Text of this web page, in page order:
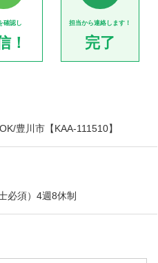
確認し
！
担当から連絡します！
完了
豊川市【KAA-111510】
必須）4週8休制